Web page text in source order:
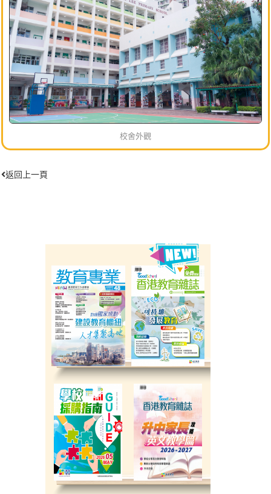
校舍外觀
返回上一頁